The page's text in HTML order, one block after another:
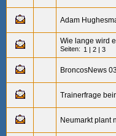
Adam
Wie lange wird
Seiten: 1 | 2 | 3
BroncosNews
Trainerfrage
Neumarkt plant